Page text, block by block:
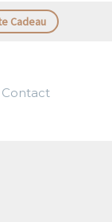
Cadeau
Contact